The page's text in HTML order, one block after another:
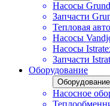
Насосы
Запчасти
Тепловая
Насосы
Насосы
Запчасти
Оборудование
Оборудование
Насосное